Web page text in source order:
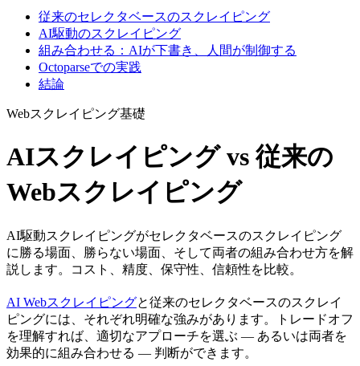
従来のセレクタベースのスクレイピング
AI駆動のスクレイピング
組み合わせる：AIが下書き、人間が制御する
Octoparseでの実践
結論
Webスクレイピング基礎
AIスクレイピング vs 従来の
Webスクレイピング
AI駆動スクレイピングがセレクタベースのスクレイピング
に勝る場面、勝らない場面、そして両者の組み合わせ方を解
説します。コスト、精度、保守性、信頼性を比較。
AI Webスクレイピングと従来のセレクタベースのスクレイ
ピングには、それぞれ明確な強みがあります。トレードオフ
を理解すれば、適切なアプローチを選ぶ — あるいは両者を
効果的に組み合わせる — 判断ができます。